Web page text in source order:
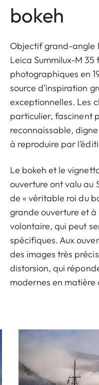
bokeh
Objectif grand-angle
Leica Summilux-M
photographiques en
source d’inspiration
exceptionnelles. Les
particulier, fascinent
reconnaissable,
à reproduire par
Le bokeh et le
ouverture ont valu au
de « véritable roi du
grande ouverture et
volontaire, qui peut
spécifiques. Aux
des images très
distorsion, qui
modernes en matière